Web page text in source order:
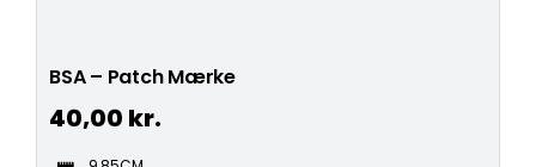
BSA – Patch Mærke
40,00 kr.